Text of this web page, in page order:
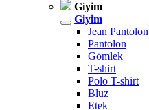
Giyim
Giyim
Jean Pantolon
Pantolon
Gömlek
T-shirt
Polo T-shirt
Bluz
Etek